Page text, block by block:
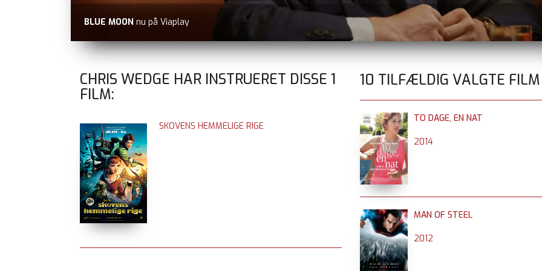
BLUE MOON nu på Viaplay
CHRIS WEDGE HAR INSTRUERET DISSE 1
FILM:
SKOVENS HEMMELIGE RIGE
10 TILFÆLDIG VALGTE FILM
TO DAGE, EN NAT
2014
MAN OF STEEL
2012